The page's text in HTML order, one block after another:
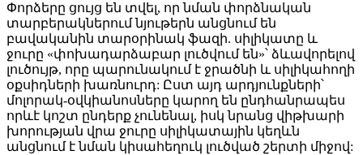
Փորձերը ցույց են տվել, որ նման փորձնական
տարբերակներում նյութերն անցնում են
բավականին տարօրինակ ֆազի. սիլիկատը և
ջուրը «փոխադարձաբար լուծվում են»՝ ձևավորելով
լուծույթ, որը պարունակում է ջրածնի և սիլիկահողի
օքսիդների խառնուրդ: Ըստ այդ արդյունքների՝
մոլորակ-օվկիանոսները կարող են ընդհանրապես
որևէ կոշտ ընդերք չունենալ, իսկ նրանց վիթխարի
խորության վրա ջուրը սիլիկատային կեղևն
անցնում է նման կիսահեղուկ լուծված շերտի միջով: